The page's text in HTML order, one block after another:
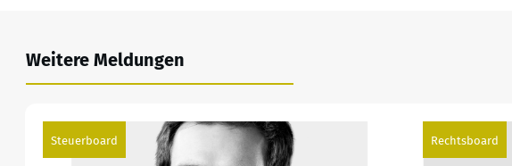
Weitere Meldungen
Steuerboard Rechtsboard